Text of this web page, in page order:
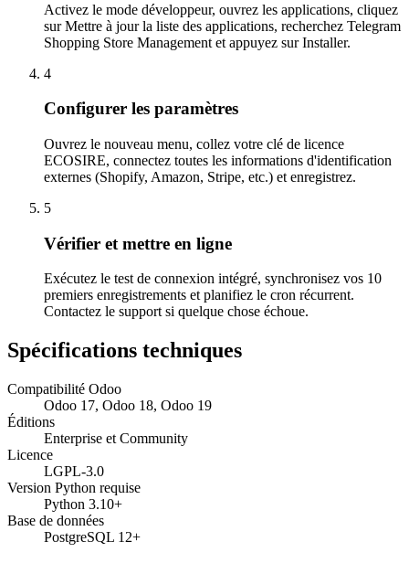
Activez le mode développeur, ouvrez les applications, cliquez
sur Mettre à jour la liste des applications, recherchez Telegram
Shopping Store Management et appuyez sur Installer.
4
Configurer les paramètres
Ouvrez le nouveau menu, collez votre clé de licence
ECOSIRE, connectez toutes les informations d'identification
externes (Shopify, Amazon, Stripe, etc.) et enregistrez.
5
Vérifier et mettre en ligne
Exécutez le test de connexion intégré, synchronisez vos 10
premiers enregistrements et planifiez le cron récurrent.
Contactez le support si quelque chose échoue.
Spécifications techniques
Compatibilité Odoo
Odoo 17, Odoo 18, Odoo 19
Éditions
Enterprise et Community
Licence
LGPL-3.0
Version Python requise
Python 3.10+
Base de données
PostgreSQL 12+